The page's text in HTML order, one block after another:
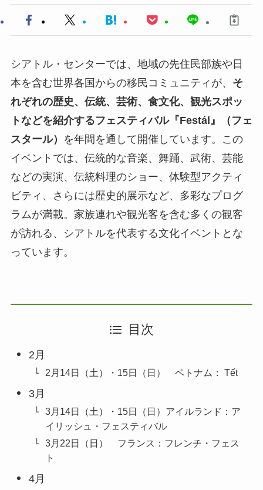
シアトル・センターでは、地域の先住民部族や日
本を含む世界各国からの移民コミュニティが、 そ
れぞれの歴史、伝統、芸術、食文化、観光スポッ
トなどを紹介するフェスティバル『Festál』（フェ
スタール）
を年間を通して開催しています。この
イベントでは、伝統的な音楽、舞踊、武術、芸能
などの実演、伝統料理のショー、体験型アクティ
ビティ、さらには歴史的展示など、多彩なプログ
ラムが満載。家族連れや観光客を含む多くの観客
が訪れる、シアトルを代表する文化イベントとな
っています。
目次
2月
2月14日（土）・15日（日） ベトナム： Tết
3月
3月14日（土）・15日︎︎（日）アイルランド：ア
イリッシュ・フェスティバル
3月22日（日） フランス：フレンチ・フェス
ト
4月